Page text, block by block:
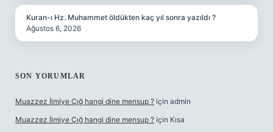
Kuran-ı Hz. Muhammet öldükten kaç yıl sonra yazıldı ?
Ağustos 6, 2026
SON YORUMLAR
Muazzez İlmiye Çığ hangi dine mensup ? için admin
Muazzez İlmiye Çığ hangi dine mensup ? için Kısa